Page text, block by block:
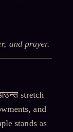
and prayer.
stretch
and
stands as